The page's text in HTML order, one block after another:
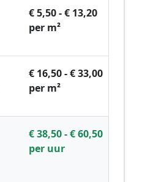
€ 5,50 - € 13,20
per m²
€ 16,50 - € 33,00
per m²
€ 38,50 - € 60,50
per uur